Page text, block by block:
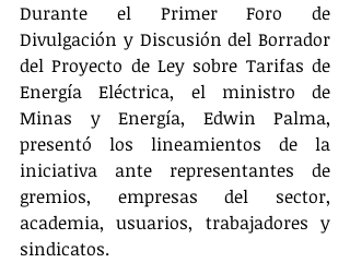
Durante el Primer Foro de
Divulgación y Discusión del Borrador
del Proyecto de Ley sobre Tarifas de
Energía Eléctrica, el ministro de
Minas y Energía, Edwin Palma,
presentó los lineamientos de la
iniciativa ante representantes de
gremios, empresas del sector,
academia, usuarios, trabajadores y
sindicatos.